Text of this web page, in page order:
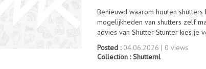
Benieuwd waarom houten
mogelijkheden van shutters zelf
advies van Shutter Stunter kies je
Posted :04.06.2026 | 0 views
Collection :Shutternl